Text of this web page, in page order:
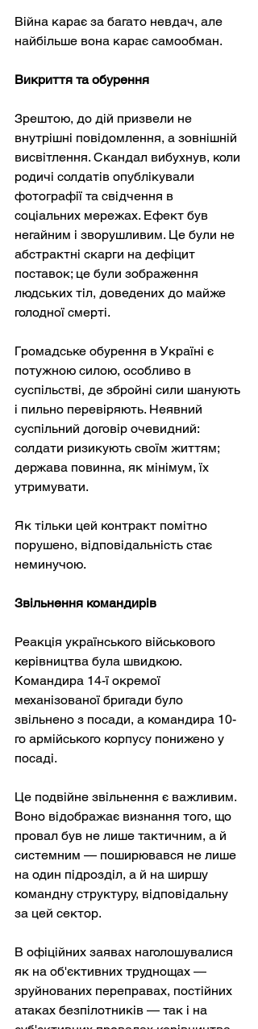
Війна карає за багато невдач, але
найбільше вона карає самообман.
Викриття та обурення
Зрештою, до дій призвели не
внутрішні повідомлення, а зовнішній
висвітлення. Скандал вибухнув, коли
родичі солдатів опублікували
фотографії та свідчення в
соціальних мережах. Ефект був
негайним і зворушливим. Це були не
абстрактні скарги на дефіцит
поставок; це були зображення
людських тіл, доведених до майже
голодної смерті.
Громадське обурення в Україні є
потужною силою, особливо в
суспільстві, де збройні сили шанують
і пильно перевіряють. Неявний
суспільний договір очевидний:
солдати ризикують своїм життям;
держава повинна, як мінімум, їх
утримувати.
Як тільки цей контракт помітно
порушено, відповідальність стає
неминучою.
Звільнення командирів
Реакція українського військового
керівництва була швидкою.
Командира 14-ї окремої
механізованої бригади було
звільнено з посади, а командира 10-
го армійського корпусу понижено у
посаді.
Це подвійне звільнення є важливим.
Воно відображає визнання того, що
провал був не лише тактичним, а й
системним — поширювався не лише
на один підрозділ, а й на ширшу
командну структуру, відповідальну
за цей сектор.
В офіційних заявах наголошувалися
як на об'єктивних труднощах —
зруйнованих переправах, постійних
атаках безпілотників — так і на